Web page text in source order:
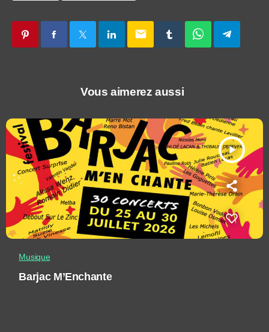
email
Vous aimerez aussi
play_arrow
Musique
Barjac M’Enchante